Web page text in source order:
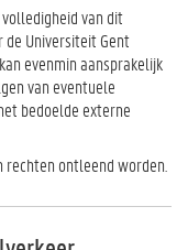
van dit
Universiteit Gent
evenmin aansprakelijk
van eventuele
bedoelde externe
rechten ontleend worden.